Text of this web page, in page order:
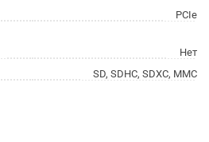
PCIe
Нет
SD, SDHC, SDXC, MMC